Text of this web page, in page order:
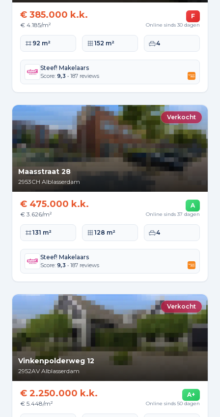
€ 385.000 k.k.
€ 4.185/m²
F
Online sinds 30 dagen
Woonoppervlakte
92 m² Perceeloppervlakte
152 m² Slaapkamers
4
Steef! Makelaars
Score: 9,3 • 187 reviews
Verkocht
Maasstraat 28
2953CH Alblasserdam
€ 475.000 k.k.
€ 3.626/m²
A
Online sinds 37 dagen
Woonoppervlakte
131 m² Perceeloppervlakte
128 m² Slaapkamers
4
Steef! Makelaars
Score: 9,3 • 187 reviews
Verkocht
Vinkenpolderweg 12
2952AV Alblasserdam
€ 2.250.000 k.k.
€ 5.448/m²
A+
Online sinds 50 dagen